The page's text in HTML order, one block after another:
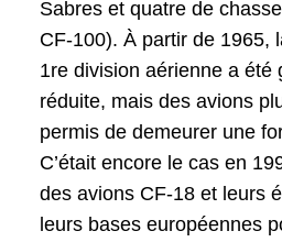
Sabres et quatre de
CF-100). À partir de 1965,
1re division aérienne a été
réduite, mais des avions
permis de demeurer une
C’était encore le cas en
des avions CF-18 et leurs
leurs bases européennes